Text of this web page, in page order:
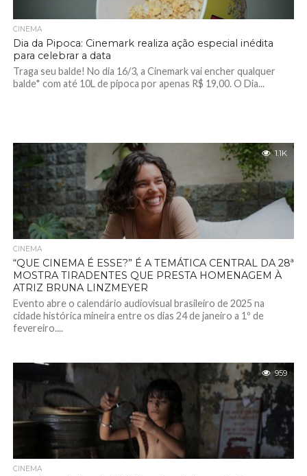
CINEMA
Dia da Pipoca: Cinemark realiza ação especial inédita
para celebrar a data
Traga seu balde! No dia 16/3, a Cinemark vai encher qualquer
balde* com até 10L de pipoca por apenas R$ 19,00. O Dia...
1.1K
CINEMA
“QUE CINEMA É ESSE?” É A TEMÁTICA CENTRAL DA 28ª
MOSTRA TIRADENTES QUE PRESTA HOMENAGEM À
ATRIZ BRUNA LINZMEYER
Evento abre o calendário audiovisual brasileiro de 2025 na
cidade histórica mineira entre os dias 24 de janeiro a 1º de
fevereiro....
959
CINEMA